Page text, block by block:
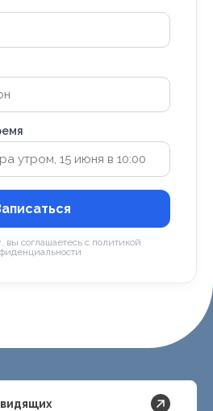
соглашаетесь с политикой